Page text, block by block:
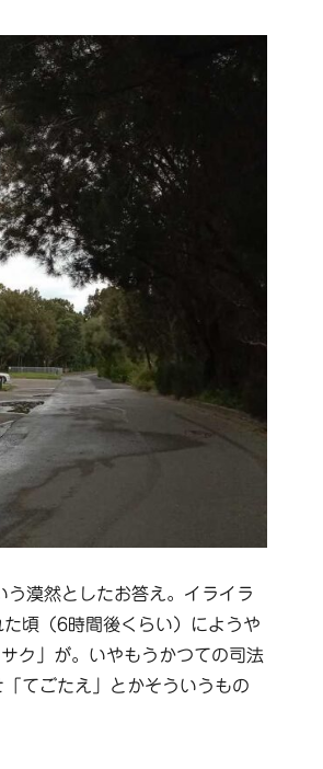
漠然としたお答え。イライラ
頃（6時間後くらい）にようや
ク」が。いやもうかつての司法
てごたえ」とかそういうもの